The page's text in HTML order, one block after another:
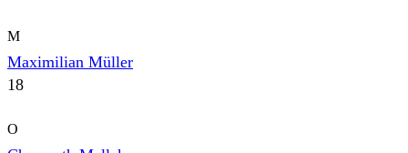
M
Maximilian Müller
18
O